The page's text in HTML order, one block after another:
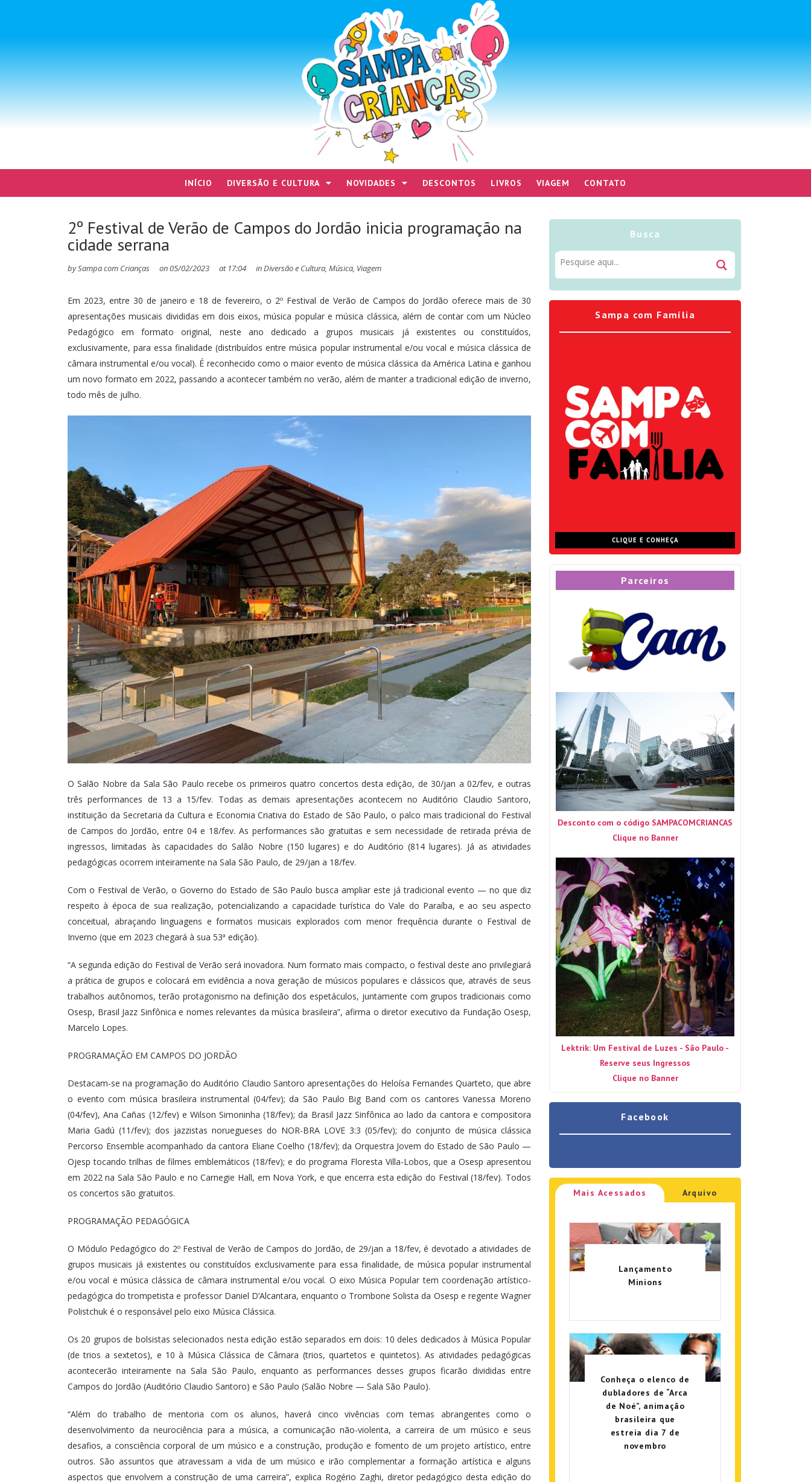
INÍCIO DIVERSÃO E CULTURA NOVIDADES DESCONTOS LIVROS VIAGEM CONTATO
2º Festival de Verão de Campos do Jordão inicia programação na
cidade serrana
bySampa com Crianças on05/02/2023 at 17:04 inDiversão e Cultura, Música, Viagem
Em 2023, entre 30 de janeiro e 18 de fevereiro, o 2º Festival de Verão de Campos do Jordão oferece mais de 30
apresentações musicais divididas em dois eixos, música popular e música clássica, além de contar com um Núcleo
Pedagógico em formato original, neste ano dedicado a grupos musicais já existentes ou constituídos,
exclusivamente, para essa finalidade (distribuídos entre música popular instrumental e/ou vocal e música clássica de
câmara instrumental e/ou vocal). É reconhecido como o maior evento de música clássica da América Latina e ganhou
um novo formato em 2022, passando a acontecer também no verão, além de manter a tradicional edição de inverno,
todo mês de julho.
O Salão Nobre da Sala São Paulo recebe os primeiros quatro concertos desta edição, de 30/jan a 02/fev, e outras
três performances de 13 a 15/fev. Todas as demais apresentações acontecem no Auditório Claudio Santoro,
instituição da Secretaria da Cultura e Economia Criativa do Estado de São Paulo, o palco mais tradicional do Festival
de Campos do Jordão, entre 04 e 18/fev. As performances são gratuitas e sem necessidade de retirada prévia de
ingressos, limitadas às capacidades do Salão Nobre (150 lugares) e do Auditório (814 lugares). Já as atividades
pedagógicas ocorrem inteiramente na Sala São Paulo, de 29/jan a 18/fev.
Com o Festival de Verão, o Governo do Estado de São Paulo busca ampliar este já tradicional evento — no que diz
respeito à época de sua realização, potencializando a capacidade turística do Vale do Paraíba, e ao seu aspecto
conceitual, abraçando linguagens e formatos musicais explorados com menor frequência durante o Festival de
Inverno (que em 2023 chegará à sua 53ª edição).
“A segunda edição do Festival de Verão será inovadora. Num formato mais compacto, o festival deste ano privilegiará
a prática de grupos e colocará em evidência a nova geração de músicos populares e clássicos que, através de seus
trabalhos autônomos, terão protagonismo na definição dos espetáculos, juntamente com grupos tradicionais como
Osesp, Brasil Jazz Sinfônica e nomes relevantes da música brasileira”, afirma o diretor executivo da Fundação Osesp,
Marcelo Lopes.
PROGRAMAÇÃO EM CAMPOS DO JORDÃO
Destacam-se na programação do Auditório Claudio Santoro apresentações do Heloísa Fernandes Quarteto, que abre
o evento com música brasileira instrumental (04/fev); da São Paulo Big Band com os cantores Vanessa Moreno
(04/fev), Ana Cañas (12/fev) e Wilson Simoninha (18/fev); da Brasil Jazz Sinfônica ao lado da cantora e compositora
Maria Gadú (11/fev); dos jazzistas noruegueses do NOR-BRA LOVE 3:3 (05/fev); do conjunto de música clássica
Percorso Ensemble acompanhado da cantora Eliane Coelho (18/fev); da Orquestra Jovem do Estado de São Paulo —
Ojesp tocando trilhas de filmes emblemáticos (18/fev); e do programa Floresta Villa-Lobos, que a Osesp apresentou
em 2022 na Sala São Paulo e no Carnegie Hall, em Nova York, e que encerra esta edição do Festival (18/fev). Todos
os concertos são gratuitos.
PROGRAMAÇÃO PEDAGÓGICA
O Módulo Pedagógico do 2º Festival de Verão de Campos do Jordão, de 29/jan a 18/fev, é devotado a atividades de
grupos musicais já existentes ou constituídos exclusivamente para essa finalidade, de música popular instrumental
e/ou vocal e música clássica de câmara instrumental e/ou vocal. O eixo Música Popular tem coordenação artístico-
pedagógica do trompetista e professor Daniel D’Alcantara, enquanto o Trombone Solista da Osesp e regente Wagner
Polistchuk é o responsável pelo eixo Música Clássica.
Os 20 grupos de bolsistas selecionados nesta edição estão separados em dois: 10 deles dedicados à Música Popular
(de trios a sextetos), e 10 à Música Clássica de Câmara (trios, quartetos e quintetos). As atividades pedagógicas
acontecerão inteiramente na Sala São Paulo, enquanto as performances desses grupos ficarão divididas entre
Campos do Jordão (Auditório Claudio Santoro) e São Paulo (Salão Nobre — Sala São Paulo).
“Além do trabalho de mentoria com os alunos, haverá cinco vivências com temas abrangentes como o
desenvolvimento da neurociência para a música, a comunicação não-violenta, a carreira de um músico e seus
desafios, a consciência corporal de um músico e a construção, produção e fomento de um projeto artístico, entre
outros. São assuntos que atravessam a vida de um músico e irão complementar a formação artística e alguns
aspectos que envolvem a construção de uma carreira”, explica Rogério Zaghi, diretor pedagógico desta edição do
Busca
Sampa com Família
CLIQUE E CONHEÇA
Parceiros
Desconto com o código SAMPACOMCRIANCAS
Clique no Banner
Lektrik: Um Festival de Luzes - São Paulo -
Reserve seus Ingressos
Clique no Banner
Facebook
Mais Acessados Arquivo
Lançamento
Minions
Conheça o elenco de
dubladores de “Arca
de Noé”, animação
brasileira que
estreia dia 7 de
novembro